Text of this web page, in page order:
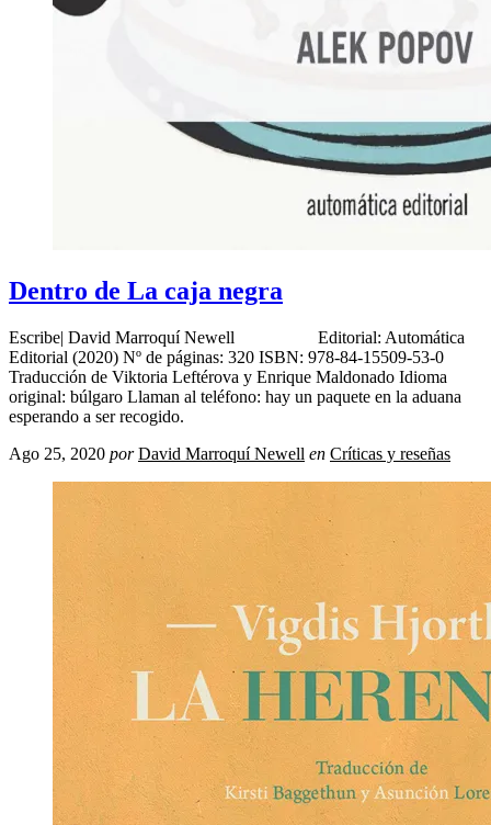
Dentro de La caja negra
Escribe| David Marroquí Newell Editorial: Automática
Editorial (2020) Nº de páginas: 320 ISBN: 978-84-15509-53-0
Traducción de Viktoria Leftérova y Enrique Maldonado Idioma
original: búlgaro Llaman al teléfono: hay un paquete en la aduana
esperando a ser recogido.
Ago 25, 2020 por David Marroquí Newell en Críticas y reseñas